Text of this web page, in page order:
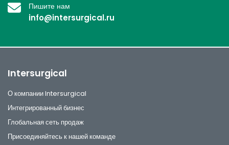
Пишите нам
info@intersurgical.ru
Intersurgical
О компании Intersurgical
Интегрированный бизнес
Глобальная сеть продаж
Присоединяйтесь к нашей команде